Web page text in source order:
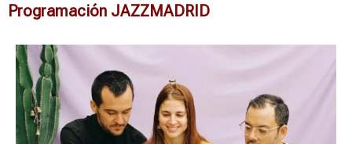
Programación JAZZMADRID